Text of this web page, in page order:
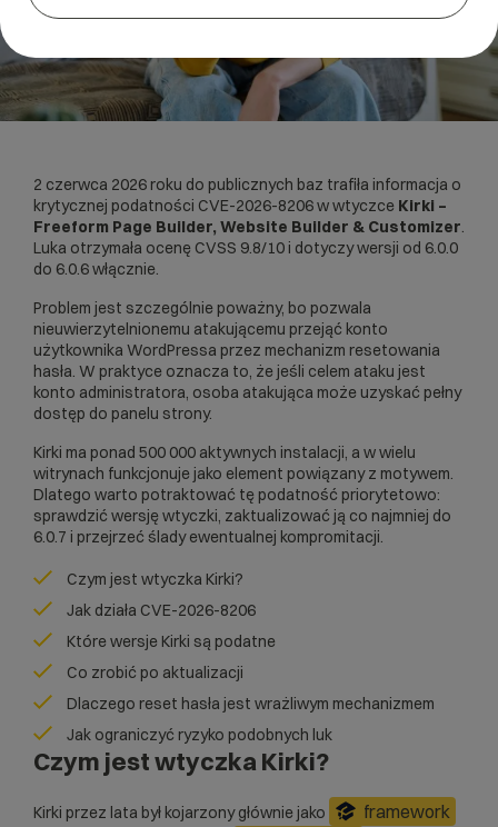
2 czerwca 2026 roku do publicznych baz trafiła informacja o
krytycznej podatności CVE-2026-8206 w wtyczce Kirki –
Freeform Page Builder, Website Builder & Customizer.
Luka otrzymała ocenę CVSS 9.8/10 i dotyczy wersji od 6.0.0
do 6.0.6 włącznie.
Problem jest szczególnie poważny, bo pozwala
nieuwierzytelnionemu atakującemu przejąć konto
użytkownika WordPressa przez mechanizm resetowania
hasła. W praktyce oznacza to, że jeśli celem ataku jest
konto administratora, osoba atakująca może uzyskać pełny
dostęp do panelu strony.
Kirki ma ponad 500 000 aktywnych instalacji, a w wielu
witrynach funkcjonuje jako element powiązany z motywem.
Dlatego warto potraktować tę podatność priorytetowo:
sprawdzić wersję wtyczki, zaktualizować ją co najmniej do
6.0.7 i przejrzeć ślady ewentualnej kompromitacji.
Czym jest wtyczka Kirki?
Jak działa CVE-2026-8206
Które wersje Kirki są podatne
Co zrobić po aktualizacji
Dlaczego reset hasła jest wrażliwym mechanizmem
Jak ograniczyć ryzyko podobnych luk
Czym jest wtyczka Kirki?
Kirki przez lata był kojarzony głównie jako framework